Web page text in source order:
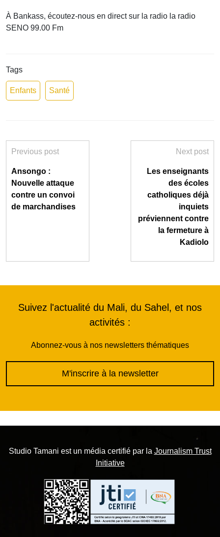
À Bankass, écoutez-nous en direct sur la radio la radio
SENO 99.00 Fm
Tags
Enfants Santé
Previous post
Ansongo :
Nouvelle attaque
contre un convoi
de marchandises
Next post
Les enseignants
des écoles
catholiques déjà
inquiets
préviennent contre
la fermeture à
Kadiolo
Suivez l'actualité du Mali, du Sahel, et nos
activités :
Abonnez-vous à nos newsletters thématiques
M'inscrire à la newsletter
Studio Tamani est un média certifié par la Journalism Trust
Initiative